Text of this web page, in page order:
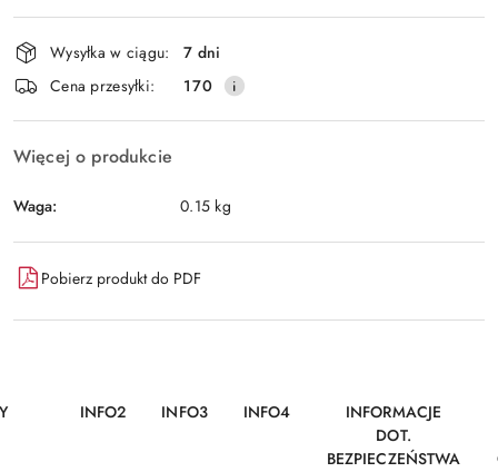
Wyślij
Dostępność
i
dostawa
Wysyłka w ciągu:
7 dni
Cena przesyłki:
170
Więcej o produkcie
Waga: 0.15 kg
Pobierz produkt do PDF
INFO2 INFO3 INFO4
INFORMACJE
DOT.
BEZPIECZEŃSTWA